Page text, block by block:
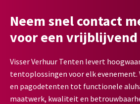
Neem snel contact
voor een vrijblijvend
Visser Verhuur Tenten levert
tentoplossingen voor elk evenement.
en pagodetenten tot functionele
maatwerk, kwaliteit en